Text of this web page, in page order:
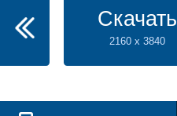
Скачать
2160 x 3840